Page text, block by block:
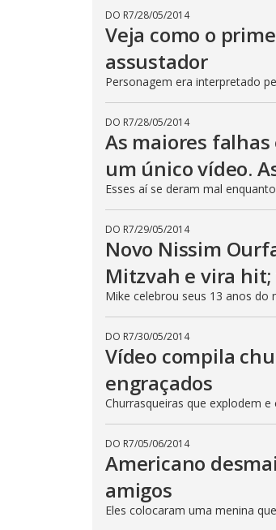
DO R7/28/05/2014
Veja como o
assustador
Personagem era interpretado
DO R7/28/05/2014
As maiores
um único vídeo.
Esses aí se deram mal
DO R7/29/05/2014
Novo Nissim
Mitzvah e vira hit;
Mike celebrou seus 13 anos
DO R7/30/05/2014
Vídeo compila
engraçados
Churrasqueiras que explodem
DO R7/05/06/2014
Americano
amigos
Eles colocaram uma menina